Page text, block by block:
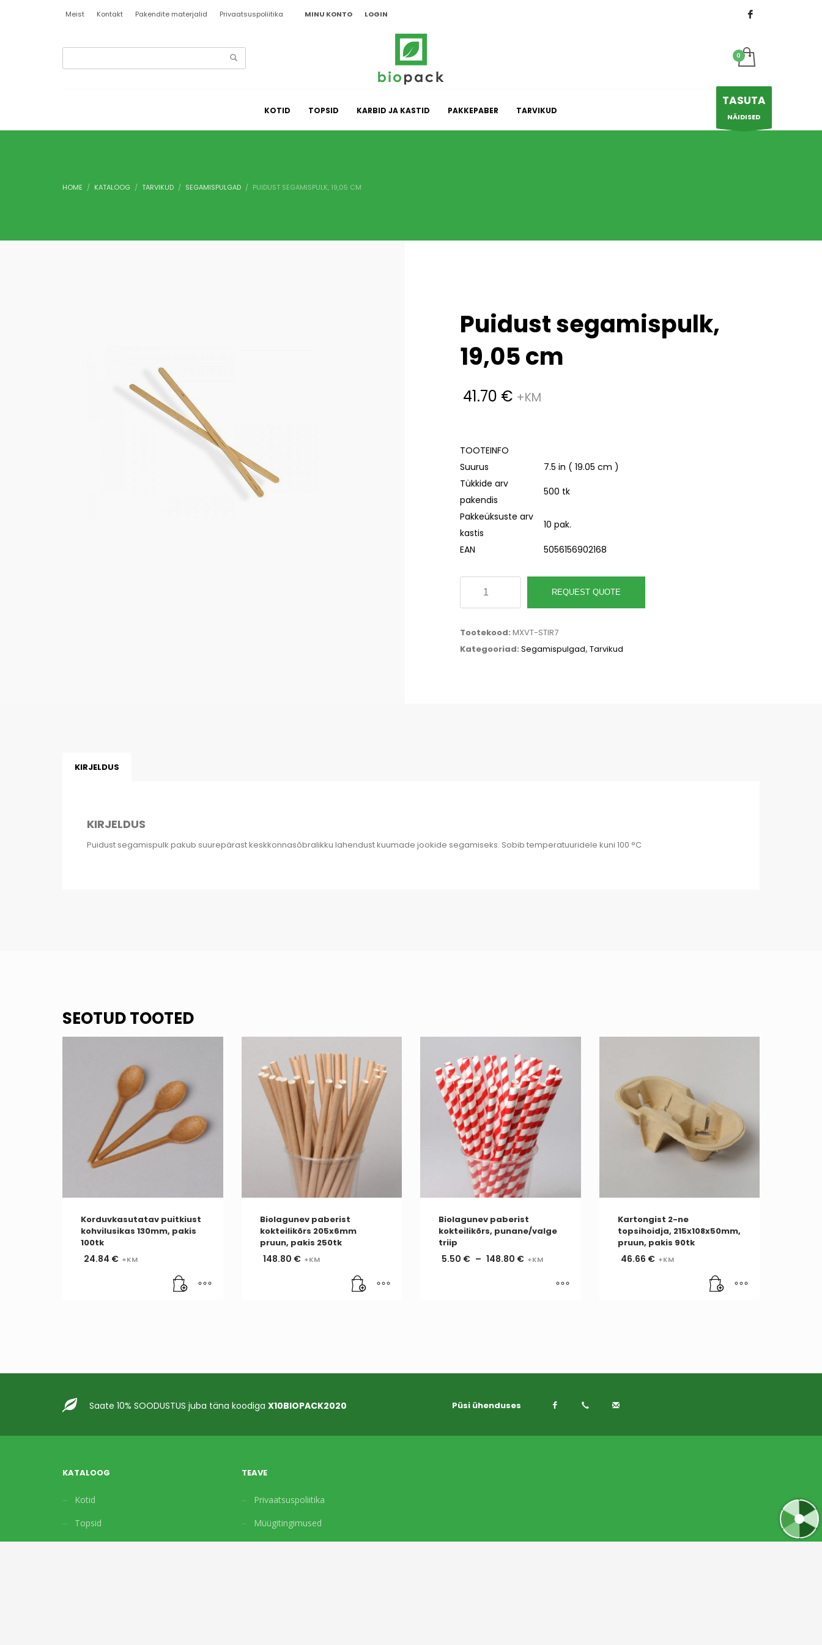
LOGI SISSE
Jäta mind meelde
Meist Kontakt Pakendite materjalid Privaatsuspoliitika MINU KONTO LOGIN
KOTID TOPSID KARBID JA KASTID PAKKEPABER TARVIKUD
TASUTA
NÄIDISED
HOME KATALOOG TARVIKUD SEGAMISPULGAD PUIDUST SEGAMISPULK, 19,05 CM
Puidust segamispulk,
19,05 cm
41.70 €
TOOTEINFO
Suurus
7.5 in ( 19.05 cm )
Tükkide arv
pakendis
500 tk
Pakkeüksuste arv
kastis
10 pak.
EAN 5056156902168
cm
kogus
REQUEST QUOTE
Tootekood: MXVT-STIR7
Kategooriad: Segamispulgad, Tarvikud
KIRJELDUS
KIRJELDUS
Puidust segamispulk pakub suurepärast keskkonnasõbralikku lahendust kuumade jookide segamiseks. Sobib temperatuuridele kuni 100 °C
SEOTUD TOOTED
Korduvkasutatav puitkiust
kohvilusikas 130mm, pakis
100tk
24.84 €
Biolagunev paberist
kokteilikõrs 205x6mm
pruun, pakis 250tk
148.80 €
Biolagunev paberist
kokteilikõrs, punane/valge
triip
5.50 € – 148.80 €
Kartongist 2-ne
topsihoidja, 215x108x50mm,
pruun, pakis 90tk
46.66 €
Saate 10% SOODUSTUS juba täna koodiga X10BIOPACK2020 Püsi ühenduses
KATALOOG
Kotid
Topsid
TEAVE
Privaatsuspoliitika
Müügitingimused